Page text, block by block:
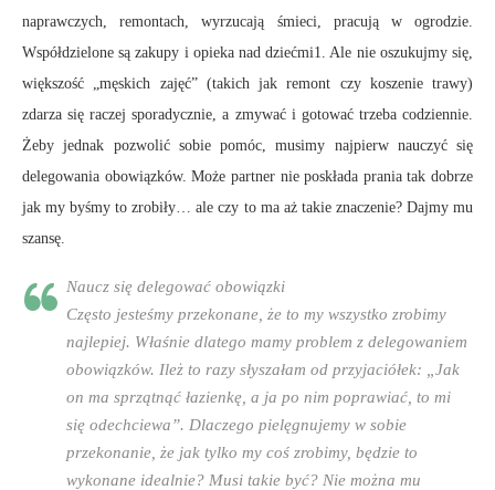
naprawczych, remontach, wyrzucają śmieci, pracują w ogrodzie.
Współdzielone są zakupy i opieka nad dziećmi1. Ale nie oszukujmy się,
większość „męskich zajęć” (takich jak remont czy koszenie trawy)
zdarza się raczej sporadycznie, a zmywać i gotować trzeba codziennie.
Żeby jednak pozwolić sobie pomóc, musimy najpierw nauczyć się
delegowania obowiązków. Może partner nie poskłada prania tak dobrze
jak my byśmy to zrobiły… ale czy to ma aż takie znaczenie? Dajmy mu
szansę.
Naucz się delegować obowiązki
Często jesteśmy przekonane, że to my wszystko zrobimy
najlepiej. Właśnie dlatego mamy problem z delegowaniem
obowiązków. Ileż to razy słyszałam od przyjaciółek: „Jak
on ma sprzątnąć łazienkę, a ja po nim poprawiać, to mi
się odechciewa”. Dlaczego pielęgnujemy w sobie
przekonanie, że jak tylko my coś zrobimy, będzie to
wykonane idealnie? Musi takie być? Nie można mu